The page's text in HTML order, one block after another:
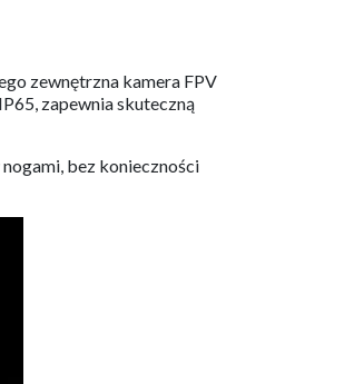
zewnętrzna kamera FPV
zapewnia skuteczną
bez konieczności